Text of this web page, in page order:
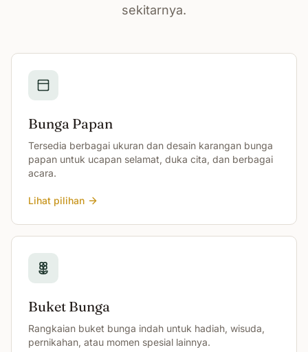
sekitarnya.
Bunga Papan
Tersedia berbagai ukuran dan desain karangan bunga
papan untuk ucapan selamat, duka cita, dan berbagai
acara.
Lihat pilihan
Buket Bunga
Rangkaian buket bunga indah untuk hadiah, wisuda,
pernikahan, atau momen spesial lainnya.